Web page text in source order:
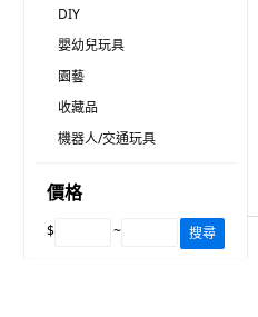
DIY
嬰幼兒玩具
園藝
收藏品
機器人/交通玩具
價格
$ ~ 搜尋